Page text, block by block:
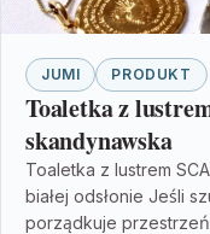
JUMI PRODUKT
Toaletka z
skandynawska
Toaletka z lustrem
białej odsłonie Jeśli
porządkuje